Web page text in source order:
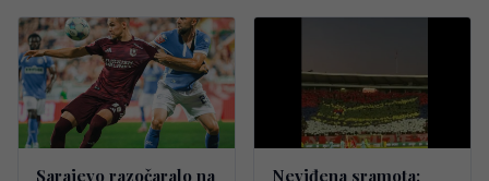
Sarajevo razočaralo na
Neviđena sramota: